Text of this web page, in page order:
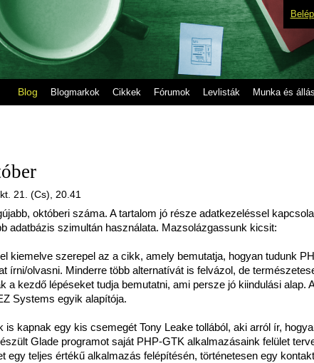
Blog Blogmarkok Cikkek Fórumok Levlisták Munka és állás
21. (Cs), 20.41
októberi száma. A tartalom jó része adatkezeléssel
adatbázis szimultán használata. Mazsolázgassunk kicsit:
kiemelve szerepel az a cikk, amely bemutatja, hogyan tudunk
írni/olvasni. Minderre több alternatívát is felvázol, de
a kezdő lépéseket tudja bemutatni, ami persze jó kiindulási alap.
Systems egyik alapítója.
is kapnak egy kis csemegét Tony Leake tollából, aki arról ír,
Glade programot saját PHP-GTK alkalmazásaink felület
egy teljes értékű alkalmazás felépítésén, történetesen egy